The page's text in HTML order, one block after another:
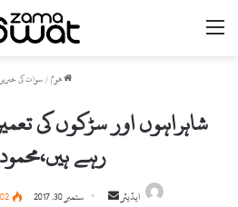
ھوم / سوات کی
شاہراہوں اور سڑکوں کی
رہے
ایڈیٹر ستمبر 30, 2017